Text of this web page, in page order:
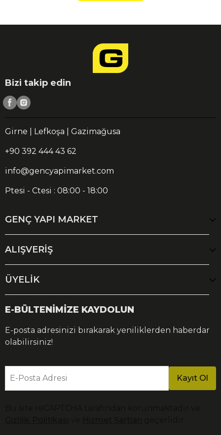
Bizi takip edin
Girne | Lefkoşa | Gazimağusa
+90 392 444 43 62
info@gencyapimarket.com
Ptesi - Ctesi : 08:00 - 18:00
GENÇ YAPI MARKET
ALIŞVERİŞ
ÜYELİK
E-BÜLTENİMİZE KAYDOLUN
E-posta adresinizi bırakarak yeniliklerden haberdar
olabilirsiniz!
E-Posta Adresi Kayıt Ol